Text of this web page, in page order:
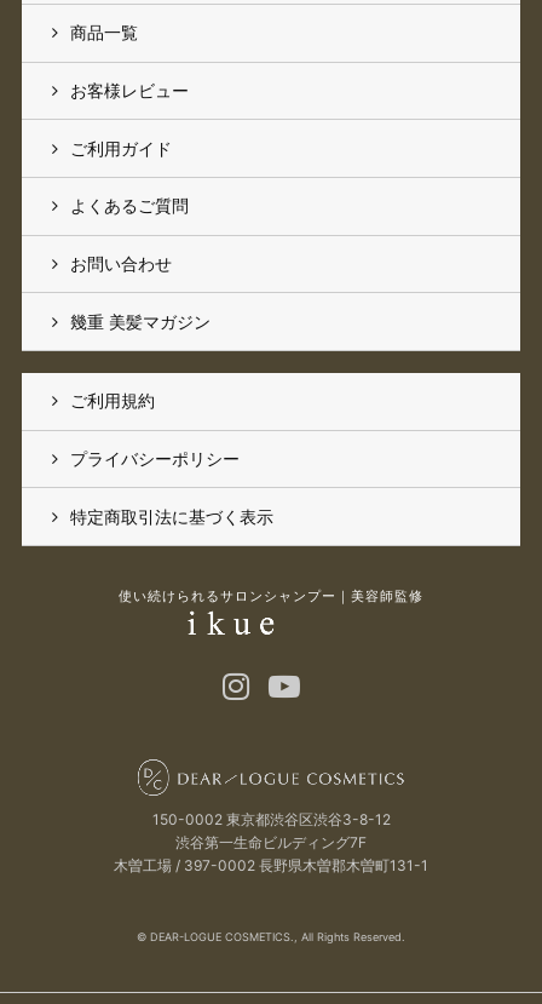
商品一覧
お客様レビュー
ご利用ガイド
よくあるご質問
お問い合わせ
幾重 美髪マガジン
ご利用規約
プライバシーポリシー
特定商取引法に基づく表示
使い続けられるサロンシャンプー｜美容師監修
150-0002 東京都渋谷区渋谷3-8-12
渋谷第一生命ビルディング7F
木曽工場 / 397-0002 長野県木曽郡木曽町131-1
© DEAR-LOGUE COSMETICS., All Rights Reserved.